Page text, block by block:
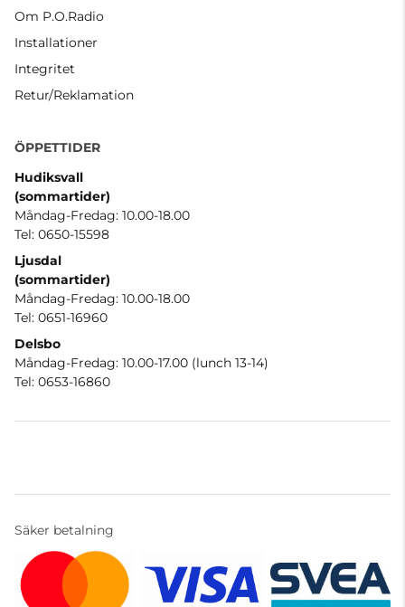
Om P.O.Radio
Installationer
Integritet
Retur/Reklamation
ÖPPETTIDER
Hudiksvall
(sommartider)
Måndag-Fredag: 10.00-18.00
Tel: 0650-15598
Ljusdal
(sommartider)
Måndag-Fredag: 10.00-18.00
Tel: 0651-16960
Delsbo
Måndag-Fredag: 10.00-17.00 (lunch 13-14)
Tel: 0653-16860
Säker betalning